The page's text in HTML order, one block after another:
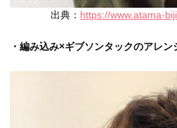
出典： https://www.atama-
・編み込み×ギブソンタックのアレン